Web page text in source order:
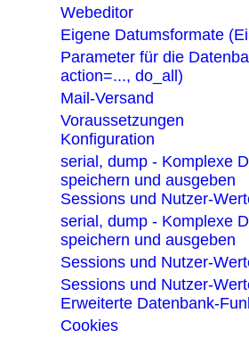
Webeditor
Eigene Datumsformate
Parameter für die
action=..., do_all)
Mail-Versand
Voraussetzungen
Konfiguration
serial, dump - Komplexe
speichern und ausgeben
Sessions und Nutzer-
serial, dump - Komplexe
speichern und ausgeben
Sessions und Nutzer-
Sessions und Nutzer-
Erweiterte Datenbank-
Cookies